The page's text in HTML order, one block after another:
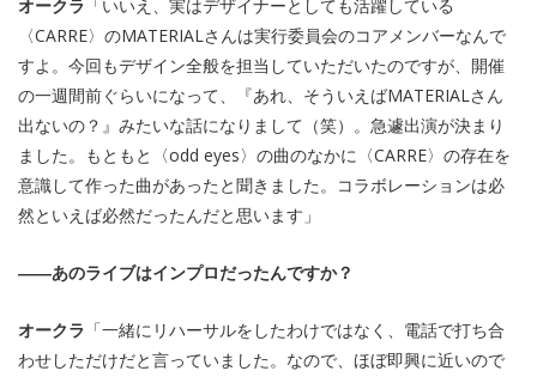
オークラ 「いいえ、実はデザイナーとしても活躍している
〈CARRE〉のMATERIALさんは実行委員会のコアメンバーなんで
すよ。今回もデザイン全般を担当していただいたのですが、開催
の一週間前ぐらいになって、『あれ、そういえばMATERIALさん
出ないの？』みたいな話になりまして（笑）。急遽出演が決まり
ました。もともと〈odd eyes〉の曲のなかに〈CARRE〉の存在を
意識して作った曲があったと聞きました。コラボレーションは必
然といえば必然だったんだと思います」
――あのライブはインプロだったんですか？
オークラ 「一緒にリハーサルをしたわけではなく、電話で打ち合
わせしただけだと言っていました。なので、ほぼ即興に近いので